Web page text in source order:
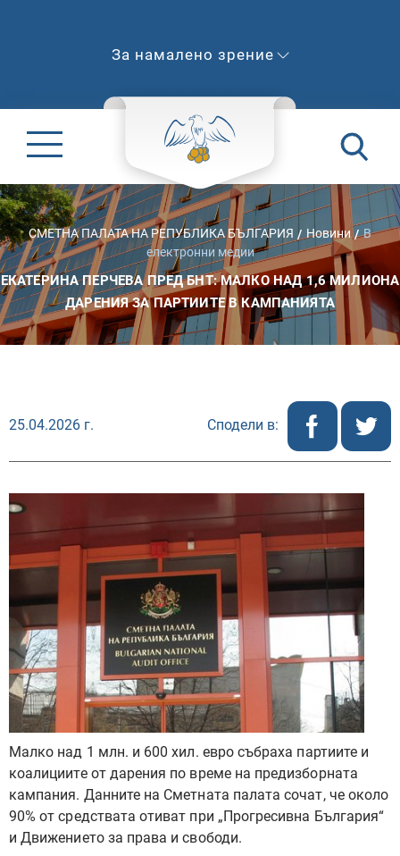
За намалено зрение
СМЕТНА ПАЛАТА НА РЕПУБЛИКА БЪЛГАРИЯ Новини
В
електронни медии
ЕКАТЕРИНА ПЕРЧЕВА ПРЕД БНТ: МАЛКО НАД 1,6 МИЛИОНА
ДАРЕНИЯ ЗА ПАРТИИТЕ В КАМПАНИЯТА
25.04.2026 г. Сподели в:
Малко над 1 млн. и 600 хил. евро събраха партиите и
коалициите от дарения по време на предизборната
кампания. Данните на Сметната палата сочат, че около
90% от средствата отиват при „Прогресивна България“
и Движението за права и свободи.